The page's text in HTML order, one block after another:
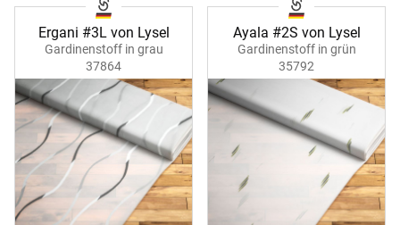
Ergani #3L von Lysel
Gardinenstoff in grau
37864
Ayala #2S von Lysel
Gardinenstoff in grün
35792